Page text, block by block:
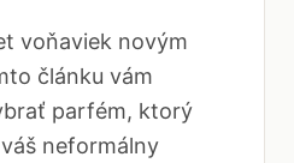
voňaviek novým
článku vám
parfém, ktorý
neformálny